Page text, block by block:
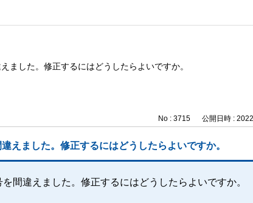
ました。修正するにはどうしたらよいですか。
No : 3715 公開日時 :
えました。修正するにはどうしたらよいですか。
間違えました。修正するにはどうしたらよいですか。